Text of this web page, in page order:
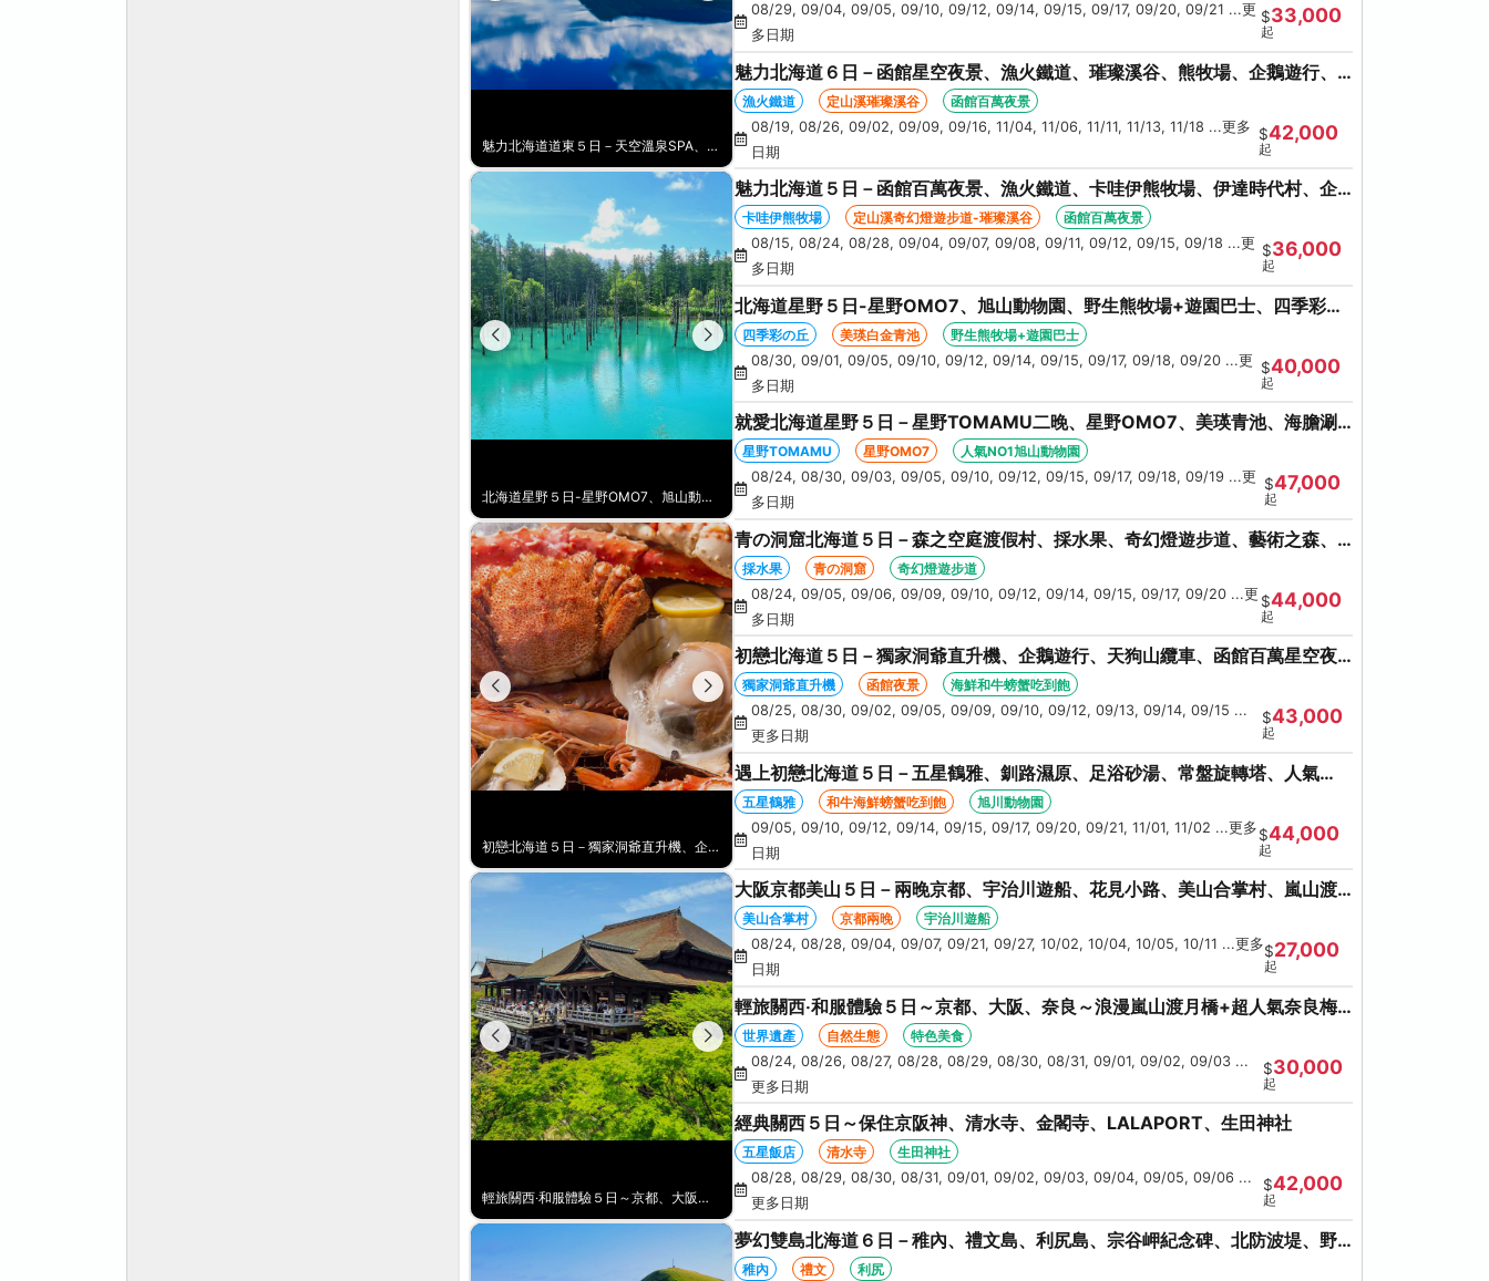
魅力北海道道東５日－天空溫泉SPA、神秘之湖、天都山流冰館、釧路濕原、丹頂鶴、花時計、砂湯體驗、螃蟹吃到飽
魅力北海道６日－函館星空夜景、漁火鐵道、璀璨溪谷、熊牧場、企鵝遊行、AOAO水族館、藻岩山纜車、三大螃蟹吃到飽
08/29, 09/04, 09/05, 09/10, 09/12, 09/14, 09/15, 09/17, 09/20, 09/21 ...更
多日期
$33,000
起
魅力北海道６日－函館星空夜景、漁火鐵道、璀璨溪谷、熊牧場、企鵝遊行、
AOAO水族館、藻岩山纜車、三大螃蟹吃到飽
漁火鐵道 定山溪璀璨溪谷
函館百萬夜景
08/19, 08/26, 09/02, 09/09, 09/16, 11/04, 11/06, 11/11, 11/13, 11/18 ...更多
日期
$42,000
起
北海道星野５日-星野OMO7、旭山動物園、野生熊牧場+遊園巴士、四季彩の丘、卡哇伊草泥馬、美瑛白金青池、螃蟹吃到飽
就愛北海道星野５日－星野TOMAMU二晚、星野OMO7、美瑛青池、海膽涮涮鍋、人氣NO1旭山動物園、海鮮和牛螃蟹吃到飽
魅力北海道５日－函館百萬夜景、漁火鐵道、卡哇伊熊牧場、伊達時代村、企
鵝遊行、奇幻燈遊步道、璀璨溪谷、人氣NO1小丑漢堡
卡哇伊熊牧場 定山溪奇幻燈遊步道-璀璨溪谷
函館百萬夜景
08/15, 08/24, 08/28, 09/04, 09/07, 09/08, 09/11, 09/12, 09/15, 09/18 ...更
多日期
$36,000
起
北海道星野５日-星野OMO7、旭山動物園、野生熊牧場+遊園巴士、四季彩の
丘、卡哇伊草泥馬、美瑛白金青池、螃蟹吃到飽
四季彩の丘 美瑛白金青池
野生熊牧場+遊園巴士
08/30, 09/01, 09/05, 09/10, 09/12, 09/14, 09/15, 09/17, 09/18, 09/20 ...更
多日期
$40,000
起
就愛北海道星野５日－星野TOMAMU二晚、星野OMO7、美瑛青池、海膽涮
涮鍋、人氣NO1旭山動物園、海鮮和牛螃蟹吃到飽
星野TOMAMU 星野OMO7
人氣NO1旭山動物園
08/24, 08/30, 09/03, 09/05, 09/10, 09/12, 09/15, 09/17, 09/18, 09/19 ...更
多日期
$47,000
起
初戀北海道５日－獨家洞爺直升機、企鵝遊行、天狗山纜車、函館百萬星空夜景、海膽、北方馬公園、海鮮和牛螃蟹吃到飽
遇上初戀北海道５日－五星鶴雅、釧路濕原、足浴砂湯、常盤旋轉塔、人氣NO1旭山動物園、爐端燒、和牛海鮮螃蟹吃到飽
青の洞窟北海道５日－森之空庭渡假村、採水果、奇幻燈遊步道、藝術之森、
企鵝遊行、卡哇伊熊牧場、忍者伊達時代村、螃蟹吃到飽
採水果 青の洞窟
奇幻燈遊步道
08/24, 09/05, 09/06, 09/09, 09/10, 09/12, 09/14, 09/15, 09/17, 09/20 ...更
多日期
$44,000
起
初戀北海道５日－獨家洞爺直升機、企鵝遊行、天狗山纜車、函館百萬星空夜
景、海膽、北方馬公園、海鮮和牛螃蟹吃到飽
獨家洞爺直升機 函館夜景
海鮮和牛螃蟹吃到飽
08/25, 08/30, 09/02, 09/05, 09/09, 09/10, 09/12, 09/13, 09/14, 09/15 ...
更多日期
$43,000
起
遇上初戀北海道５日－五星鶴雅、釧路濕原、足浴砂湯、常盤旋轉塔、人氣
NO1旭山動物園、爐端燒、和牛海鮮螃蟹吃到飽
五星鶴雅 和牛海鮮螃蟹吃到飽
旭川動物園
09/05, 09/10, 09/12, 09/14, 09/15, 09/17, 09/20, 09/21, 11/01, 11/02 ...更多
日期
$44,000
起
輕旅關西‧和服體驗５日～京都、大阪、奈良～浪漫嵐山渡月橋+超人氣奈良梅花鹿公園
大阪京都美山５日－兩晚京都、宇治川遊船、花見小路、美山合掌村、嵐山渡
月橋、奈良朱紅燈籠、奈良梅花鹿、流水瀑布電扶梯
美山合掌村 京都兩晚
宇治川遊船
08/24, 08/28, 09/04, 09/07, 09/21, 09/27, 10/02, 10/04, 10/05, 10/11 ...更多
日期
$27,000
起
輕旅關西‧和服體驗５日～京都、大阪、奈良～浪漫嵐山渡月橋+超人氣奈良梅
花鹿公園
世界遺產 自然生態
特色美食
08/24, 08/26, 08/27, 08/28, 08/29, 08/30, 08/31, 09/01, 09/02, 09/03 ...
更多日期
$30,000
起
經典關西５日～保住京阪神、清水寺、金閣寺、LALAPORT、生田神社
五星飯店 清水寺
生田神社
08/28, 08/29, 08/30, 08/31, 09/01, 09/02, 09/03, 09/04, 09/05, 09/06 ...
更多日期
$42,000
起
夢幻雙島北海道６日－稚內、禮文島、利尻島、宗谷岬紀念碑、北防波堤、野
寒布岬、留萌花田家番屋、紫彩美瑛
稚內 禮文 利尻